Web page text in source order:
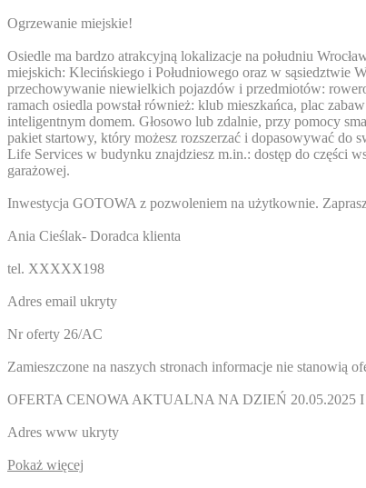
Ogrzewanie miejskie!
Osiedle ma bardzo atrakcyjną lokalizacje na południu
miejskich: Klecińskiego i Południowego oraz w sąsiedztwie
przechowywanie niewielkich pojazdów i przedmiotów:
ramach osiedla powstał również: klub mieszkańca, plac
inteligentnym domem. Głosowo lub zdalnie, przy pomocy
pakiet startowy, który możesz rozszerzać i dopasowywać do
Life Services w budynku znajdziesz m.in.: dostęp do części
garażowej.
Inwestycja GOTOWA z pozwoleniem na użytkownie.
Ania Cieślak- Doradca klienta
tel. XXXXX198
Adres email ukryty
Nr oferty 26/AC
Zamieszczone na naszych stronach informacje nie stanowią
OFERTA CENOWA AKTUALNA NA DZIEŃ 20.05.2025
Adres www ukryty
Pokaż więcej